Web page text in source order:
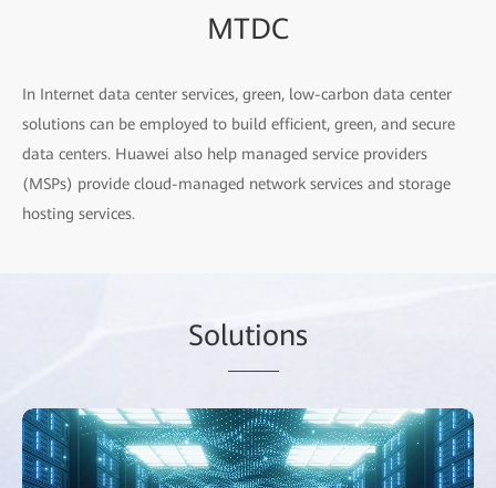
MTDC
In Internet data center services, green, low-carbon data center
solutions can be employed to build efficient, green, and secure
data centers. Huawei also help managed service providers
(MSPs) provide cloud-managed network services and storage
hosting services.
Solutions